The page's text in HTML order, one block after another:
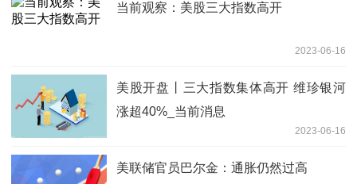
当前观察：美股三大指数高开
2023-06-16
美股开盘丨三大指数集体高开 维珍银河
涨超40%_当前消息
2023-06-16
美联储官员巴尔金：通胀仍然过高